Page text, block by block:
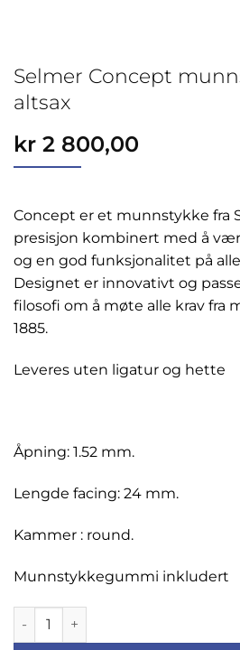
Selmer Concept
altsax
kr 2 800,00
Concept er et munnstykke fra
presisjon kombinert med å
og en god funksjonalitet på
Designet er innovativt og
filosofi om å møte alle krav fra
1885.
Leveres uten ligatur og hette
Åpning: 1.52 mm.
Lengde facing: 24 mm.
Kammer : round.
Munnstykkegummi inkludert
Selmer Concept munnstykke for